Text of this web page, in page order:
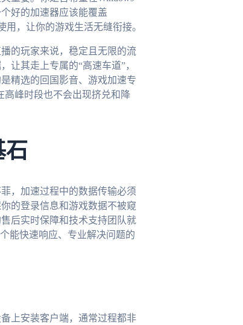
好的加速器应该能覆盖
用，让你的游戏生活无缝衔接。
的玩家来说，稳定且无限的流
让其走上专属的“高速车道”，
精选的回国影音、游戏加速专
高峰时段也不会出现挤兑和降
石
，加速过程中的数据传输必须
的登录信息和游戏数据不被窥
后实时保障和技术支持团队就
能快速响应、专业解决问题的
上安装客户端，通常过程都非